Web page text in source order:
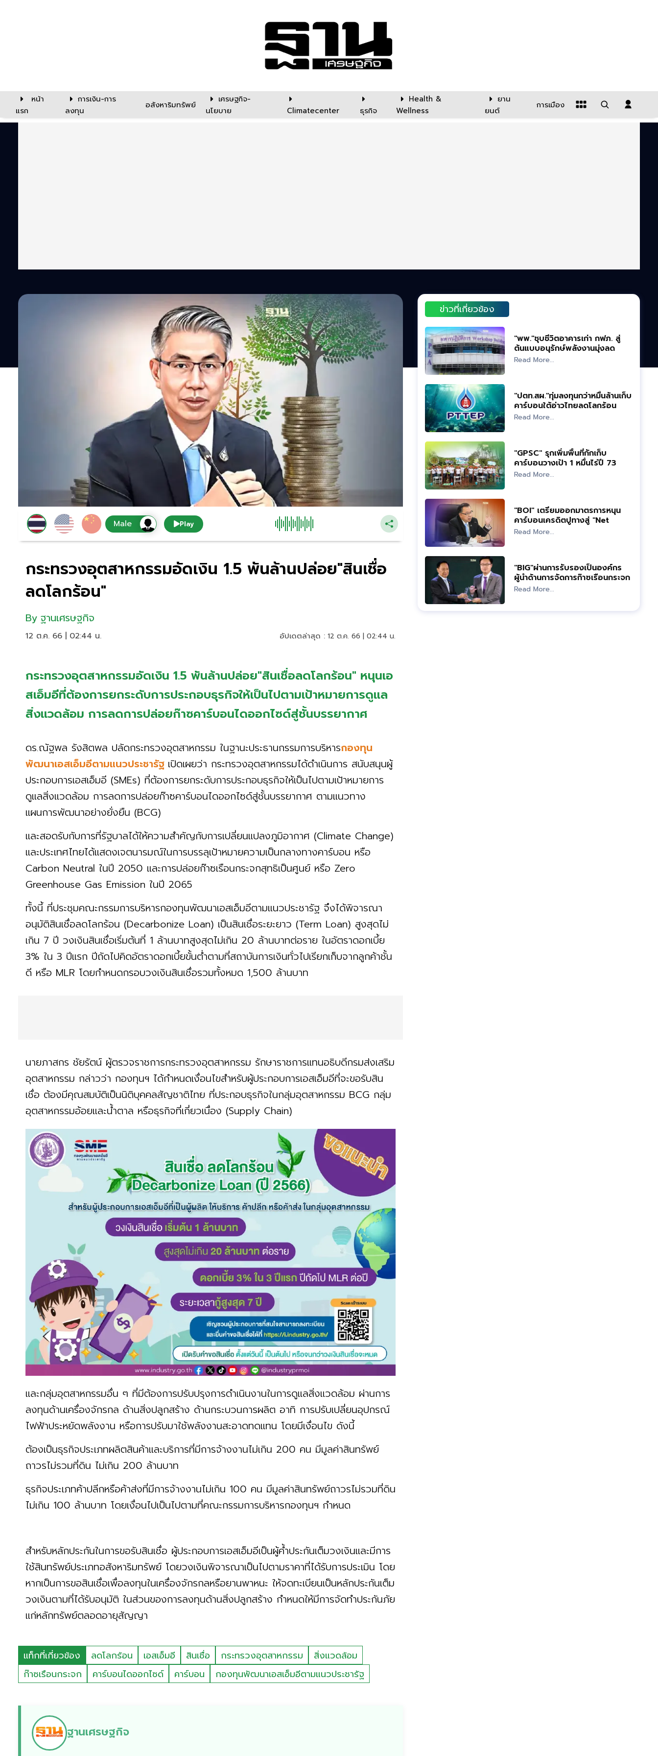
หน้า
แรก
การเงิน-การ
ลงทุน
อสังหาริมทรัพย์
เศรษฐกิจ-
นโยบาย
Climatecenter ธุรกิจ
Health &
Wellness
ยาน
ยนต์
การเมือง
Play
กระทรวงอุตสาหกรรมอัดเงิน 1.5 พันล้านปล่อย"สินเชื่อ
ลดโลกร้อน"
By ฐานเศรษฐกิจ
12 ต.ค. 66 | 02:44 น. อัปเดตล่าสุด : 12 ต.ค. 66 | 02:44 น.
กระทรวงอุตสาหกรรมอัดเงิน 1.5 พันล้านปล่อย"สินเชื่อลดโลกร้อน" หนุนเอ
สเอ็มอีที่ต้องการยกระดับการประกอบธุรกิจให้เป็นไปตามเป้าหมายการดูแล
สิ่งแวดล้อม การลดการปล่อยก๊าซคาร์บอนไดออกไซด์สู่ชั้นบรรยากาศ
ดร.ณัฐพล รังสิตพล ปลัดกระทรวงอุตสาหกรรม ในฐานะประธานกรรมการบริหารกองทุน
พัฒนาเอสเอ็มอีตามแนวประชารัฐ เปิดเผยว่า กระทรวงอุตสาหกรรมได้ดำเนินการ สนับสนุนผู้
ประกอบการเอสเอ็มอี (SMEs) ที่ต้องการยกระดับการประกอบธุรกิจให้เป็นไปตามเป้าหมายการ
ดูแลสิ่งแวดล้อม การลดการปล่อยก๊าซคาร์บอนไดออกไซด์สู่ชั้นบรรยากาศ ตามแนวทาง
แผนการพัฒนาอย่างยั่งยืน (BCG)
และสอดรับกับการที่รัฐบาลได้ให้ความสำคัญกับการเปลี่ยนแปลงภูมิอากาศ (Climate Change)
และประเทศไทยได้แสดงเจตนารมณ์ในการบรรลุเป้าหมายความเป็นกลางทางคาร์บอน หรือ
Carbon Neutral ในปี 2050 และการปล่อยก๊าซเรือนกระจกสุทธิเป็นศูนย์ หรือ Zero
Greenhouse Gas Emission ในปี 2065
ทั้งนี้ ที่ประชุมคณะกรรมการบริหารกองทุนพัฒนาเอสเอ็มอีตามแนวประชารัฐ จึงได้พิจารณา
อนุมัติสินเชื่อลดโลกร้อน (Decarbonize Loan) เป็นสินเชื่อระยะยาว (Term Loan) สูงสุดไม่
เกิน 7 ปี วงเงินสินเชื่อเริ่มต้นที่ 1 ล้านบาทสูงสุดไม่เกิน 20 ล้านบาทต่อราย ในอัตราดอกเบี้ย
3% ใน 3 ปีแรก ปีถัดไปคิดอัตราดอกเบี้ยขั้นต่ำตามที่สถาบันการเงินทั่วไปเรียกเก็บจากลูกค้าชั้น
ดี หรือ MLR โดยกำหนดกรอบวงเงินสินเชื่อรวมทั้งหมด 1,500 ล้านบาท
นายภาสกร ชัยรัตน์ ผู้ตรวจราชการกระทรวงอุตสาหกรรม รักษาราชการแทนอธิบดีกรมส่งเสริม
อุตสาหกรรม กล่าวว่า กองทุนฯ ได้กำหนดเงื่อนไขสำหรับผู้ประกอบการเอสเอ็มอีที่จะขอรับสิน
เชื่อ ต้องมีคุณสมบัติเป็นนิติบุคคลสัญชาติไทย ที่ประกอบธุรกิจในกลุ่มอุตสาหกรรม BCG กลุ่ม
อุตสาหกรรมอ้อยและน้ำตาล หรือธุรกิจที่เกี่ยวเนื่อง (Supply Chain)
และกลุ่มอุตสาหกรรมอื่น ๆ ที่มีต้องการปรับปรุงการดำเนินงานในการดูแลสิ่งแวดล้อม ผ่านการ
ลงทุนด้านเครื่องจักรกล ด้านสิ่งปลูกสร้าง ด้านกระบวนการผลิต อาทิ การปรับเปลี่ยนอุปกรณ์
ไฟฟ้าประหยัดพลังงาน หรือการปรับมาใช้พลังงานสะอาดทดแทน โดยมีเงื่อนไข ดังนี้
ต้องเป็นธุรกิจประเภทผลิตสินค้าและบริการที่มีการจ้างงานไม่เกิน 200 คน มีมูลค่าสินทรัพย์
ถาวรไม่รวมที่ดิน ไม่เกิน 200 ล้านบาท
ธุรกิจประเภทค้าปลีกหรือค้าส่งที่มีการจ้างงานไม่เกิน 100 คน มีมูลค่าสินทรัพย์ถาวรไม่รวมที่ดิน
ไม่เกิน 100 ล้านบาท โดยเงื่อนไปเป็นไปตามที่คณะกรรมการบริหารกองทุนฯ กำหนด
สำหรับหลักประกันในการขอรับสินเชื่อ ผู้ประกอบการเอสเอ็มอีเป็นผู้ค้ำประกันเต็มวงเงินและมีการ
ใช้สินทรัพย์ประเภทอสังหาริมทรัพย์ โดยวงเงินพิจารณาเป็นไปตามราคาที่ได้รับการประเมิน โดย
หากเป็นการขอสินเชื่อเพื่อลงทุนในเครื่องจักรกลหรือยานพาหนะ ให้จดทะเบียนเป็นหลักประกันเต็ม
วงเงินตามที่ได้รับอนุมัติ ในส่วนของการลงทุนด้านสิ่งปลูกสร้าง กำหนดให้มีการจัดทำประกันภัย
แก่หลักทรัพย์ตลอดอายุสัญญา
แท็กที่เกี่ยวข้อง ลดโลกร้อน เอสเอ็มอี สินเชื่อ กระทรวงอุตสาหกรรม
สิ่งแวดล้อม
ก๊าซเรือนกระจก
คาร์บอนไดออกไซด์ คาร์บอน กองทุนพัฒนาเอสเอ็มอีตามแนวประชารัฐ
ฐานเศรษฐกิจ
ข่าวที่เกี่ยวข้อง
"พพ."ชุบชีวิตอาคารเก่า กฟภ. สู่
ต้นแบบอนุรักษ์พลังงานมุ่งลด
คาร์บอน
Read More...
"ปตท.สผ."ทุ่มลงทุนกว่าหมื่นล้านเก็บ
คาร์บอนใต้อ่าวไทยลดโลกร้อน
Read More...
"GPSC" รุกเพิ่มพื้นที่กักเก็บ
คาร์บอนวางเป้า 1 หมื่นไร่ปี 73
Read More...
"BOI" เตรียมออกมาตรการหนุน
คาร์บอนเครดิตปูทางสู่ "Net
Zero"
Read More...
"BIG"ผ่านการรับรองเป็นองค์กร
ผู้นำด้านการจัดการก๊าซเรือนกระจก
Read More...